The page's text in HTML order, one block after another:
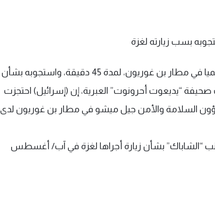
احتجز الاحتلال الإسرائيلي مسؤولا أمميا في مطار بن غوريون، لمدة 45 دقيقة، واستجوبه بشأن
صحيفة “يديعوت أحرونوت” العبرية، إن (إسرائيل) احتجزت
السلامة والأمن جيل ميشو في مطار بن غوريون لدى
“الشاباك” بشأن زيارة أجراها لغزة في آب/ أغسطس